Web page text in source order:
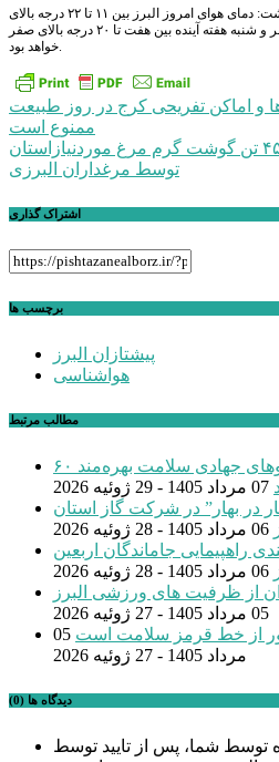
مدیرکل هواشناسی البرز اظهار داشت: دمای هوای امروز البرز بین ۱۱ تا ۲۲ درجه بالای
صفر ، جمعه ۱۰ تا ۲۴ درجه بالای صفر و شنبه هفته آینده بین هفت تا ۲۰ درجه بالای صفر
خواهد بود.
راهبری
نوشته
و اماکن تفریحی کرج در روز طبیعت
ممنوع است
تامین روزانه۴۵ تن گوشت گرم مرغ موردنیازاستان
توسط مرغداران البرزی
اشتراک گذاری
برچسب ها
پیشتازان البرز
هواشناسی
مطالب مرتبط
۶۰ هزار البرزی از خدمات اردوهای جهادی سلامت بهره‌مند
07 مرداد 1405 - 29 ژوئیه 2026
در بهار” در شرکت گاز استان
06 مرداد 1405 - 28 ژوئیه 2026
راهپیمایی جاماندگان اربعین
06 مرداد 1405 - 28 ژوئیه 2026
از ظرفیت های ورزشی البرز
05 مرداد 1405 - 27 ژوئیه 2026
از خط قرمز سلامت است 05
مرداد 1405 - 27 ژوئیه 2026
دیدگاه ها (0)
توسط شما، پس از تایید توسط